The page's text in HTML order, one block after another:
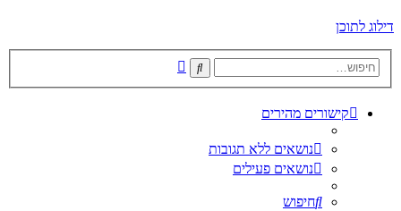
דילוג לתוכן
חיפוש
קישורים מהירים
נושאים ללא תגובות
נושאים פעילים
חיפוש